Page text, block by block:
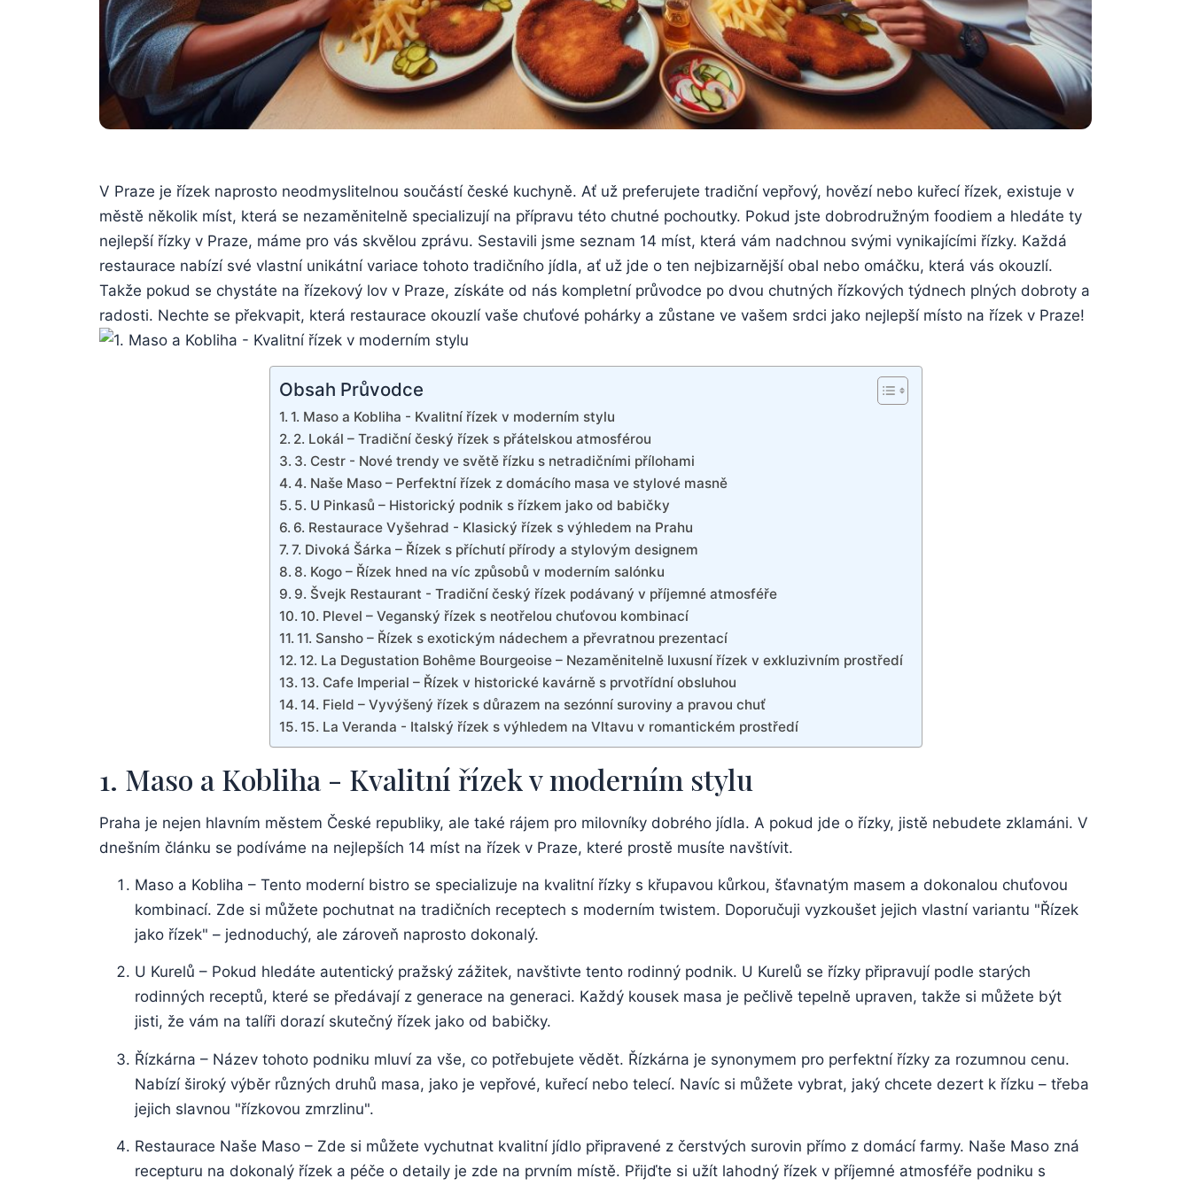
V Praze je​ řízek naprosto neodmyslitelnou součástí ⁤české kuchyně. Ať už preferujete tradiční vepřový, hovězí nebo kuřecí​ řízek, existuje v
městě​ několik míst, která se nezaměnitelně specializují na přípravu této chutné ⁣pochoutky. Pokud jste dobrodružným foodiem a hledáte ty
nejlepší řízky v ‌Praze, máme pro vás skvělou zprávu. Sestavili ⁤jsme seznam 14 míst, ⁣která vám nadchnou svými vynikajícími ⁤řízky. Každá
restaurace nabízí své vlastní unikátní ‌variace tohoto ‌tradičního jídla, ať ⁣už jde ⁤o ten nejbizarnější⁤ obal nebo⁣ omáčku, která⁤ vás​ okouzlí.
Takže pokud se chystáte na řízekový lov⁢ v Praze, získáte od nás kompletní⁣ průvodce po dvou ‍chutných řízkových týdnech⁤ plných dobroty ⁢a
radosti. Nechte se překvapit,​ která ​restaurace ⁣okouzlí vaše chuťové pohárky a zůstane ve vašem⁤ srdci jako nejlepší místo na řízek v Praze!
Obsah Průvodce
1. Maso a Kobliha -‌ Kvalitní řízek v moderním ‌stylu
2. Lokál – ⁢Tradiční český řízek s přátelskou⁢ atmosférou
3. Cestr -⁢ Nové trendy ve ​světě řízku s⁢ netradičními‍ přílohami
4. Naše Maso – Perfektní ⁣řízek z domácího masa ⁣ve‌ stylové masně
5. U ‍Pinkasů – ⁤Historický podnik s řízkem jako ⁣od babičky
6. Restaurace Vyšehrad -⁢ Klasický ‌řízek s výhledem na​ Prahu
7. Divoká Šárka – Řízek ⁢s​ příchutí přírody⁢ a stylovým​ designem
8. Kogo​ – Řízek ‌hned na víc způsobů‍ v moderním ⁤salónku
9. Švejk ⁣Restaurant -‌ Tradiční český řízek podávaný v příjemné atmosféře
10. Plevel – Veganský řízek s ⁢neotřelou chuťovou kombinací
11. Sansho – Řízek⁢ s exotickým nádechem a převratnou prezentací
12. ‌La ‌Degustation ‌Bohême Bourgeoise⁣ – Nezaměnitelně luxusní řízek v exkluzivním prostředí
13. Cafe Imperial – Řízek v historické kavárně s prvotřídní obsluhou
14. Field⁢ – Vyvýšený řízek s důrazem na sezónní suroviny a pravou chuť
15. La Veranda ⁣- Italský řízek s výhledem na Vltavu​ v romantickém prostředí
1. Maso a Kobliha -‌ Kvalitní řízek v moderním ‌stylu
Praha⁢ je⁣ nejen hlavním městem České republiky, ale také rájem pro milovníky ⁤dobrého ⁤jídla. A ‌pokud jde o řízky, jistě⁤ nebudete zklamáni. V
dnešním článku se podíváme ⁣na nejlepších 14 míst na řízek v Praze, které prostě musíte⁤ navštívit.
Maso a ⁢Kobliha⁢ – ‌Tento moderní bistro se specializuje na⁤ kvalitní řízky‌ s křupavou kůrkou, šťavnatým masem a dokonalou chuťovou‌
kombinací. Zde si můžete pochutnat‌ na ⁤tradičních receptech s moderním twistem. Doporučuji ‍vyzkoušet jejich vlastní variantu "Řízek
jako řízek" – jednoduchý, ⁢ale⁣ zároveň naprosto dokonalý.
U Kurelů – Pokud hledáte ⁣autentický pražský ⁢zážitek, navštivte tento rodinný⁣ podnik. U Kurelů se řízky připravují podle‍ starých
rodinných​ receptů, které se předávají z⁤ generace na‍ generaci. Každý ‍kousek masa je pečlivě tepelně upraven, takže si můžete být
⁣jisti, že vám na talíři dorazí skutečný ​řízek jako od ⁣babičky.
Řízkárna – ‌Název‍ tohoto podniku mluví za vše, co potřebujete vědět. Řízkárna je synonymem pro perfektní řízky za rozumnou cenu.
Nabízí široký výběr různých​ druhů masa, jako je vepřové,‌ kuřecí nebo⁤ telecí. ‌Navíc⁢ si ⁤můžete vybrat, jaký chcete dezert ‍k řízku – třeba
jejich ⁤slavnou "řízkovou zmrzlinu".
Restaurace Naše Maso – Zde si‌ můžete vychutnat kvalitní jídlo připravené​ z čerstvých surovin přímo z domácí farmy.​ Naše Maso zná⁤
recepturu na dokonalý řízek​ a péče o detaily je zde na prvním místě. Přijďte si užít lahodný řízek v příjemné atmosféře podniku s